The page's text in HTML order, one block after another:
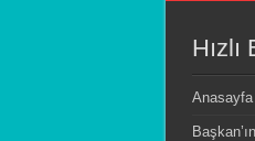
Hızlı
Anasayfa